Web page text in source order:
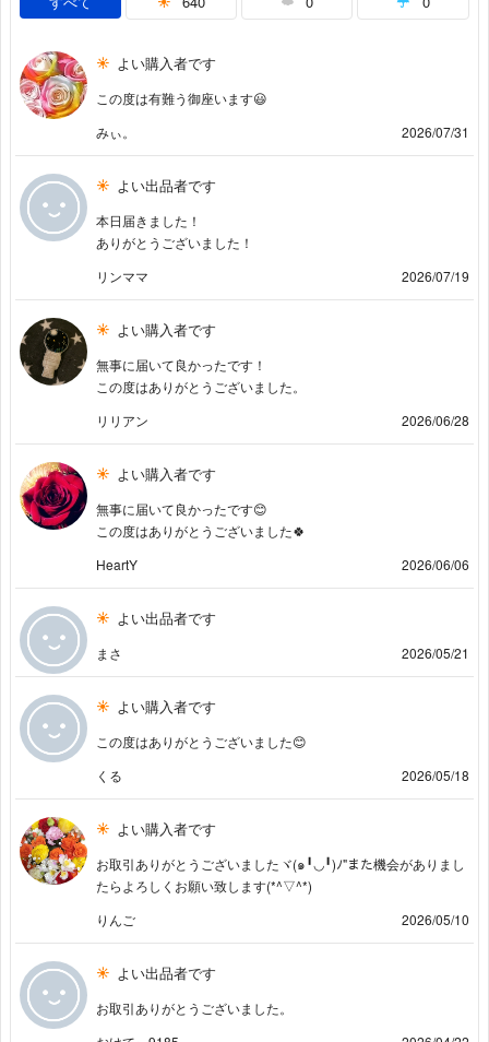
よい購入者です
この度は有難う御座います😃
みぃ。
2026/07/31
よい出品者です
本日届きました！
ありがとうございました！
リンママ
2026/07/19
よい購入者です
無事に届いて良かったです！
この度はありがとうございました。
リリアン
2026/06/28
よい購入者です
無事に届いて良かったです😊
この度はありがとうございました🍀
HeartY
2026/06/06
よい出品者です
まさ 2026/05/21
よい購入者です
この度はありがとうございました😊
くる
2026/05/18
よい購入者です
お取引ありがとうございましたヾ(๑╹◡╹)ﾉ"また機会がありまし
たらよろしくお願い致します(*^▽^*)
りんご
2026/05/10
よい出品者です
お取引ありがとうございました。